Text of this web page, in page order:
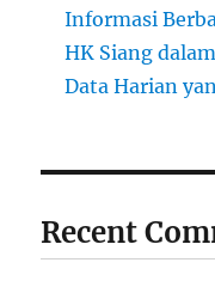
Informasi
HK Siang
Data Harian
Recent